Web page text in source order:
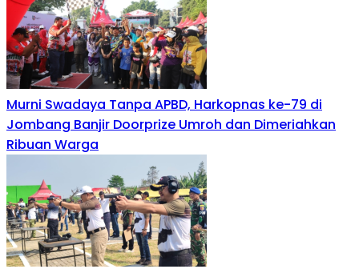
Murni Swadaya Tanpa APBD, Harkopnas ke-79 di
Jombang Banjir Doorprize Umroh dan Dimeriahkan
Ribuan Warga